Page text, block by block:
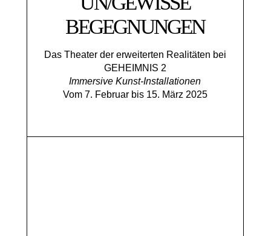
BEGEGNUNGEN
Das Theater der erweiterten Realitäten bei
GEHEIMNIS 2
Immersive Kunst-Installationen
Vom 7. Februar bis 15. März 2025